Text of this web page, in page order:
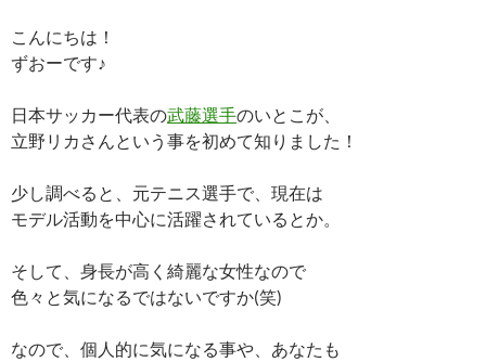
こんにちは！
ずおーです♪
日本サッカー代表の武藤選手のいとこが、
立野リカさんという事を初めて知りました！
少し調べると、元テニス選手で、現在は
モデル活動を中心に活躍されているとか。
そして、身長が高く綺麗な女性なので
色々と気になるではないですか(笑)
なので、個人的に気になる事や、あなたも